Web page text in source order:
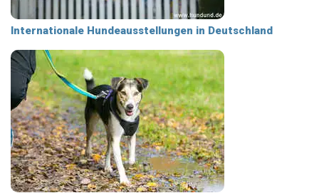
Internationale Hundeausstellungen in Deutschland